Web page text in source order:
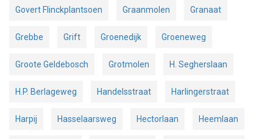
Govert Flinckplantsoen Graanmolen Granaat
Grebbe Grift Groenedijk Groeneweg
Groote Geldebosch Grotmolen H. Segherslaan
H.P. Berlageweg Handelsstraat Harlingerstraat
Harpij Hasselaarsweg Hectorlaan Heemlaan